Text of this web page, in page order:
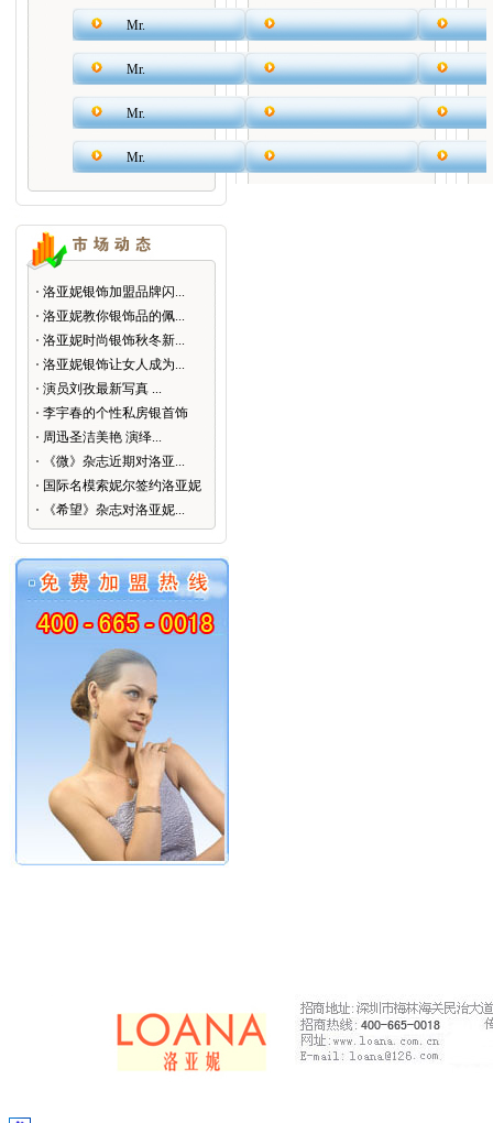
Mr.
Mr.
Mr.
Mr.
洛亚妮银饰加盟品牌闪...
洛亚妮教你银饰品的佩...
洛亚妮时尚银饰秋冬新...
洛亚妮银饰让女人成为...
演员刘孜最新写真 ...
李宇春的个性私房银首饰
周迅圣洁美艳 演绎...
《微》杂志近期对洛亚...
国际名模索妮尔签约洛亚妮
《希望》杂志对洛亚妮...